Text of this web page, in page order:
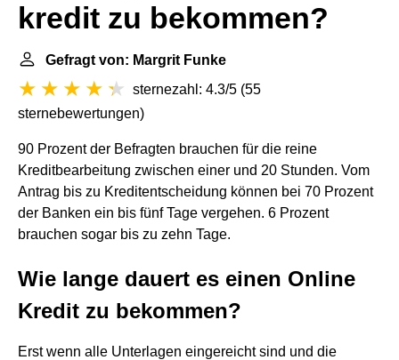
kredit zu bekommen?
Gefragt von: Margrit Funke
sternezahl: 4.3/5 (55
sternebewertungen)
90 Prozent der Befragten brauchen für die reine
Kreditbearbeitung zwischen einer und 20 Stunden. Vom
Antrag bis zu Kreditentscheidung können bei 70 Prozent
der Banken ein bis fünf Tage vergehen. 6 Prozent
brauchen sogar bis zu zehn Tage.
Wie lange dauert es einen Online
Kredit zu bekommen?
Erst wenn alle Unterlagen eingereicht sind und die